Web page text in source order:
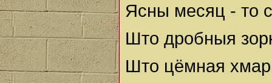
Ясны месяц - то
Што дробныя
Што цёмная